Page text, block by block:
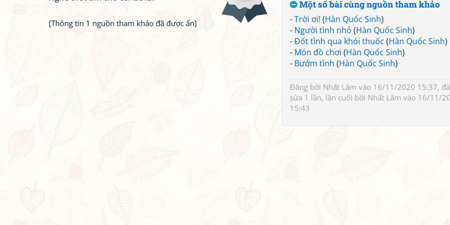
Một số bài cùng nguồn tham khảo
-Trời ơi! (Hàn Quốc Sinh)
- Người tình nhỏ (Hàn Quốc Sinh)
-Đốt tình qua khói thuốc (Hàn Quốc Sinh)
- Món đồ chơi (Hàn Quốc Sinh)
- Bướm tình (Hàn Quốc Sinh)
Đăng bởi Nhất Lâm vào 16/11/2020 15:37, đã
sửa 1 lần, lần cuối bởi Nhất Lâm vào 16/11/
15:43
[Thông tin 1 nguồn tham khảo đã được ẩn]